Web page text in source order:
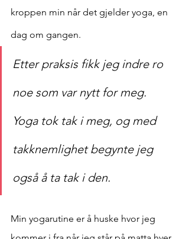
kroppen min når det gjelder yoga, en
dag om gangen.
Etter praksis fikk jeg indre ro
noe som var nytt for meg.
Yoga tok tak i meg, og med
takknemlighet begynte jeg
også å ta tak i den.
Min yogarutine er å huske hvor jeg